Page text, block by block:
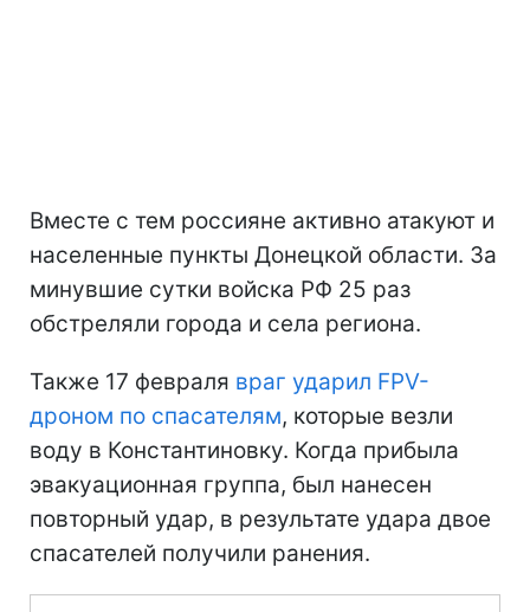
Вместе с тем россияне активно атакуют и
населенные пункты Донецкой области. За
минувшие сутки войска РФ 25 раз
обстреляли города и села региона.
Также 17 февраля враг ударил FPV-
дроном по спасателям, которые везли
воду в Константиновку. Когда прибыла
эвакуационная группа, был нанесен
повторный удар, в результате удара двое
спасателей получили ранения.